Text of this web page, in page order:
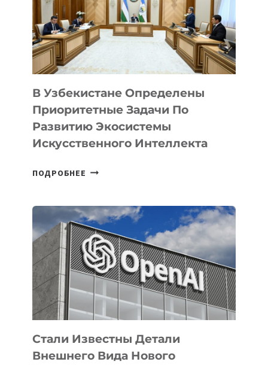
В Узбекистане Определены
Приоритетные Задачи По
Развитию Экосистемы
Искусственного Интеллекта
ПОДРОБНЕЕ В
ПРИОРИТЕТНЫЕ
ЗАДАЧИ
ПО
РАЗВИТИЮ
ЭКОСИСТЕМЫ
ИСКУССТВЕННОГО
ИНТЕЛЛЕКТА
Стали Известны Детали
Внешнего Вида Нового